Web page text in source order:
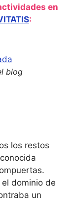
en
:
blog
los restos
dominio de
un